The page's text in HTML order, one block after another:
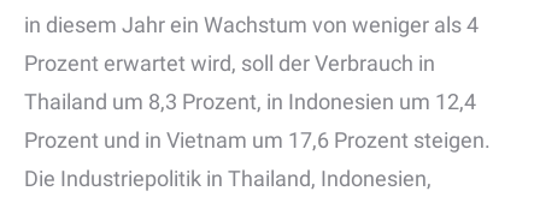
in diesem Jahr ein Wachstum von weniger als 4
Prozent erwartet wird, soll der Verbrauch in
Thailand um 8,3 Prozent, in Indonesien um 12,4
Prozent und in Vietnam um 17,6 Prozent steigen.
Die Industriepolitik in Thailand, Indonesien,